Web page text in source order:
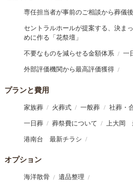
専任担当者が事前のご相談から葬儀
セントラルホールが提案する、決ま
めに作る「花祭壇」
不要なものを減らせる金額体系 一
外部評価機関から最高評価獲得
プランと費用
家族葬 火葬式 一般葬 社葬・
一日葬 葬祭費について 上大岡
港南台 最新チラシ
オプション
海洋散骨 遺品整理